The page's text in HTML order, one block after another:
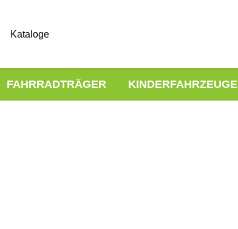
Kataloge
FAHRRADTRÄGER KINDERFAHRZEUGE